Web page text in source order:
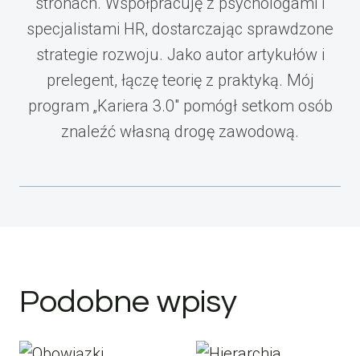
specjalistami HR, dostarczając sprawdzone
strategie rozwoju. Jako autor artykułów i
prelegent, łączę teorię z praktyką. Mój
program „Kariera 3.0" pomógł setkom osób
znaleźć własną drogę zawodową.
Podobne wpisy